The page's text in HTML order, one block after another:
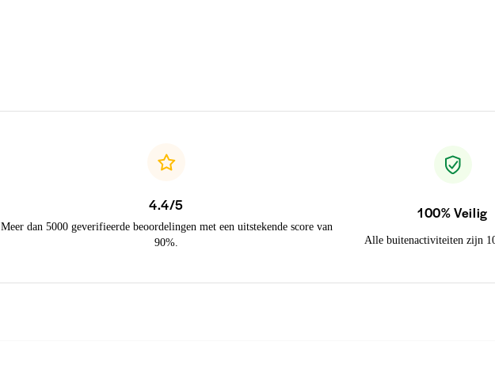
4.4/5
Meer dan 5000 geverifieerde beoordelingen met een uitstekende score van
90%.
100% Veilig
Alle buitenactiviteiten zijn